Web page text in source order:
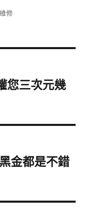
修
您三次元幾
金都是不錯